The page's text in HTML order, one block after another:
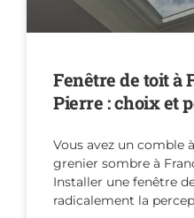
Fenêtre de toit à
Pierre : choix et
Vous avez un comble
grenier sombre à
Installer une fenêtre
radicalement la